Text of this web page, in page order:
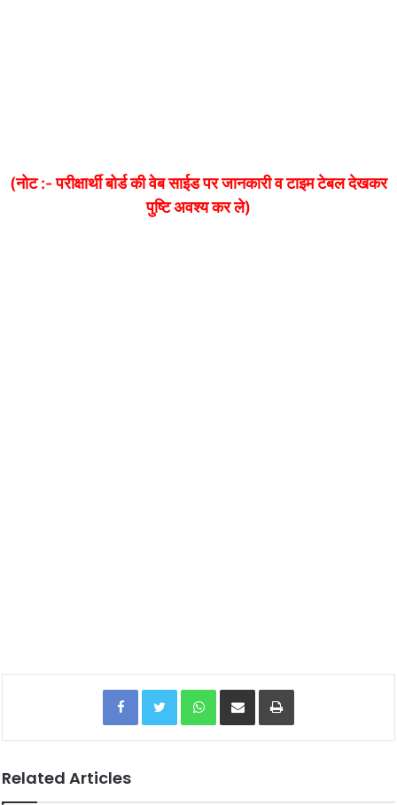
(नोट :- परीक्षार्थी बोर्ड की वेब साईड पर जानकारी व टाइम टेबल देखकर
पुष्टि अवश्य कर ले)
Facebook Twitter WhatsApp
Related Articles